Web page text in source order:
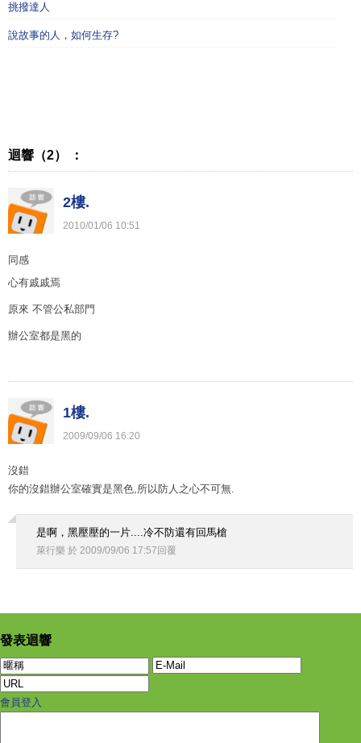
挑撥達人
說故事的人，如何生存?
迴響（2） ：
2樓.
2010/01/06 10:51
同感
心有戚戚焉
原來 不管公私部門
辦公室都是黑的
1樓.
2009/09/06 16:20
沒錯
你的沒錯辦公室確實是黑色,所以防人之心不可無.
是啊，黑壓壓的一片....冷不防還有回馬槍
萊行樂 於 2009/09/06 17:57 回覆
發表迴響
會員登入